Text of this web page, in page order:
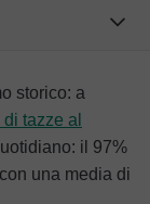
berlo?
più
storico: a
tazze al
il 97%
una media di